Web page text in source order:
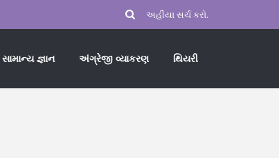
સામાન્ય જ્ઞાન અંગ્રેજી વ્યાકરણ થિયરી